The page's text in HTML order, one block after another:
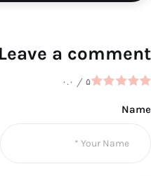
Leave a comment
۰.۰ / ۵
Name